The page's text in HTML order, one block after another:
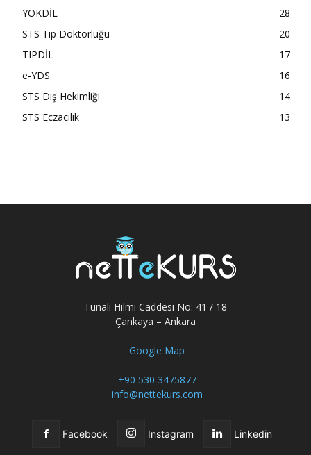
YÖKDİL
28
STS Tıp Doktorluğu
20
TIPDİL
17
e-YDS
16
STS Diş Hekimliği
14
STS Eczacılık
13
Tunalı Hilmi Caddesi No: 41 / 18
Çankaya – Ankara
Google Map
+90 530 3475877
info@nettekurs.com
Facebook Instagram Linkedin